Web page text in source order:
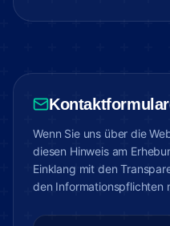
Wenn Sie uns über die
diesen Hinweis am
Einklang mit den
den Informationspflichten